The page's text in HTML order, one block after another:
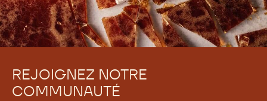
REJOIGNEZ NOTRE
COMMUNAUTÉ